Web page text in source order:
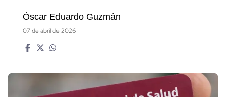
Óscar Eduardo Guzmán
07 de abril de 2026